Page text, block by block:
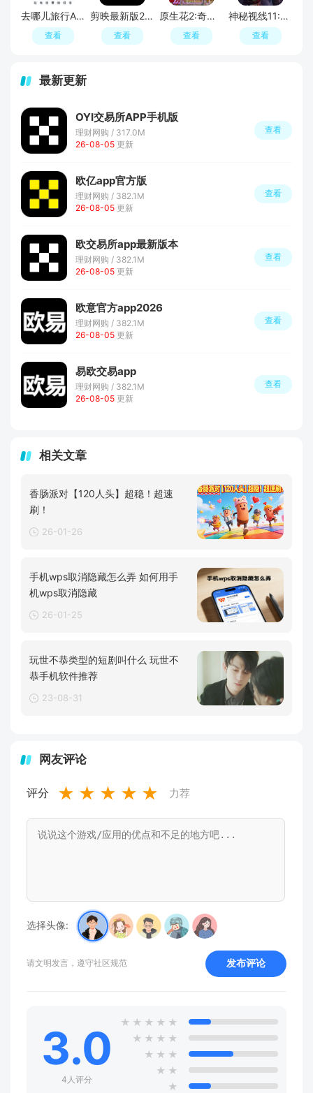
去哪儿旅行APP官方免费版
查看
剪映最新版2026手机版
查看
原生花2:奇幻旅程
查看
神秘视线11:惊悚秘林
查看
最新更新
OYI交易所APP手机版
理财网购 / 317.0M
26-08-05 更新
查看
欧亿app官方版
理财网购 / 382.1M
26-08-05 更新
查看
欧交易所app最新版本
理财网购 / 382.1M
26-08-05 更新
查看
欧意官方app2026
理财网购 / 382.1M
26-08-05 更新
查看
易欧交易app
理财网购 / 382.1M
26-08-05 更新
查看
相关文章
香肠派对【120人头】超稳！超速
刷！
26-01-26
手机wps取消隐藏怎么弄 如何用手
机wps取消隐藏
26-01-25
玩世不恭类型的短剧叫什么 玩世不
恭手机软件推荐
23-08-31
网友评论
评分 ★ ★ ★ ★ ★ 力荐
选择头像:
请文明发言，遵守社区规范 发布评论
3.0
4人评分
★ ★ ★ ★ ★
★ ★ ★ ★
★ ★ ★
★ ★
★